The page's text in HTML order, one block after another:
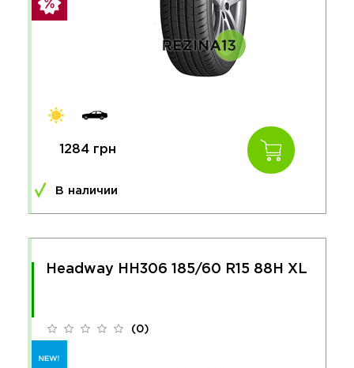
1284 грн
В наличии
Headway HH306 185/60 R15 88H XL
(0)